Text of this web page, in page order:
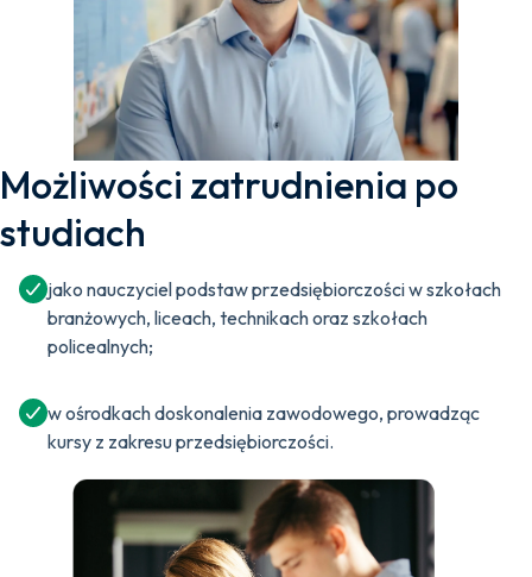
Możliwości zatrudnienia po
studiach
jako nauczyciel podstaw przedsiębiorczości w szkołach
branżowych, liceach, technikach oraz szkołach
policealnych;
w ośrodkach doskonalenia zawodowego, prowadząc
kursy z zakresu przedsiębiorczości.